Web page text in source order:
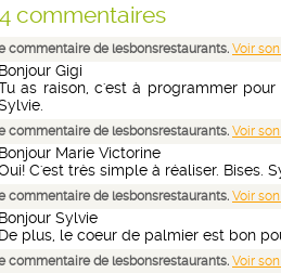
commentaires
commentaire de lesbonsrestaurants. Voir
Bonjour Gigi
as raison, c'est à programmer
commentaire de lesbonsrestaurants. Voir
Bonjour Marie Victorine
C'est très simple à réaliser. Bises.
commentaire de lesbonsrestaurants. Voir
Bonjour Sylvie
De plus, le coeur de palmier est bon
commentaire de lesbonsrestaurants. Voir